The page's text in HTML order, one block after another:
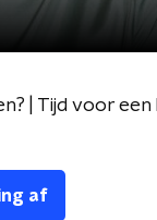
| Tijd voor
af